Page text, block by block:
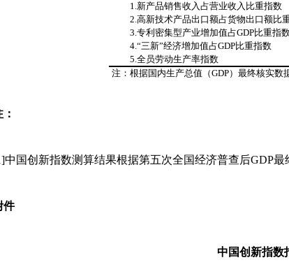
1.新产品销售收入占营业收入比重指数
2.高新技术产品出口额占货物出口额比
3.专利密集型产业增加值占GDP比重指
4.“三新”经济增加值占GDP比重指数
5.全员劳动生产率指数
注：根据国内生产总值（GDP）最终核实数
中国创新指数测算结果根据第五次全国经济普查后GDP最
中国创新指数